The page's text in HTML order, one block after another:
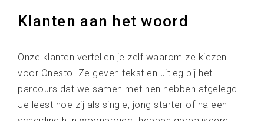
Klanten aan het woord
Onze klanten vertellen je zelf waarom ze kiezen
voor Onesto. Ze geven tekst en uitleg bij het
parcours dat we samen met hen hebben afgelegd.
Je leest hoe zij als single, jong starter of na een